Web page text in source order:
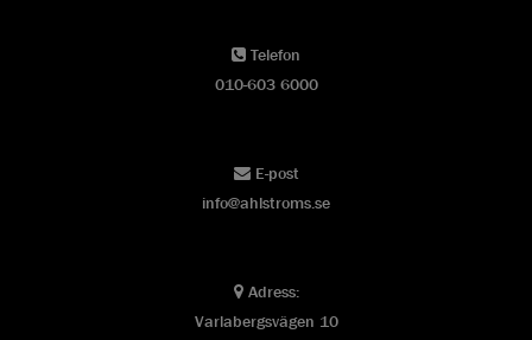
Telefon
010-603 6000
E-post
info@ahlstroms.se
Adress:
Varlabergsvägen 10